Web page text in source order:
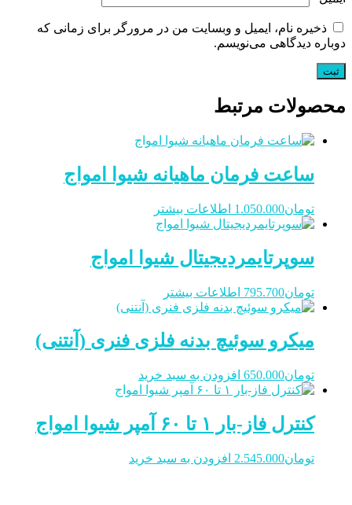
ذخیره نام، ایمیل و وبسایت من در مرورگر برای زمانی که
دوباره دیدگاهی می‌نویسم.
محصولات مرتبط
ساعت فرمان ماهیانه شیوا امواج
تومان1.050.000 اطلاعات بیشتر
سوپرتایمردیجیتال شیوا امواج
تومان795.700 اطلاعات بیشتر
میکرو سوئیچ بدنه فلزی فنری (آنتنی)
تومان650.000 افزودن به سبد خرید
کنترل فاز-بار ۱ تا ۶۰ آمپر شیوا امواج
تومان2.545.000 افزودن به سبد خرید